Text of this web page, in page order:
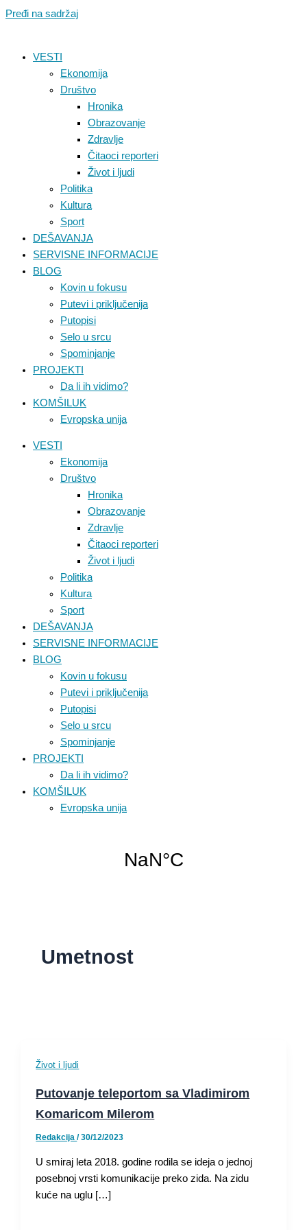
Pređi na sadržaj
VESTI
Ekonomija
Društvo
Hronika
Obrazovanje
Zdravlje
Čitaoci reporteri
Život i ljudi
Politika
Kultura
Sport
DEŠAVANJA
SERVISNE INFORMACIJE
BLOG
Kovin u fokusu
Putevi i priključenija
Putopisi
Selo u srcu
Spominjanje
PROJEKTI
Da li ih vidimo?
KOMŠILUK
Evropska unija
VESTI
Ekonomija
Društvo
Hronika
Obrazovanje
Zdravlje
Čitaoci reporteri
Život i ljudi
Politika
Kultura
Sport
DEŠAVANJA
SERVISNE INFORMACIJE
BLOG
Kovin u fokusu
Putevi i priključenija
Putopisi
Selo u srcu
Spominjanje
PROJEKTI
Da li ih vidimo?
KOMŠILUK
Evropska unija
Umetnost
Život i ljudi
Putovanje teleportom sa Vladimirom
Komaricom Milerom
Redakcija/30/12/2023
U smiraj leta 2018. godine rodila se ideja o jednoj
posebnoj vrsti komunikacije preko zida. Na zidu
kuće na uglu […]